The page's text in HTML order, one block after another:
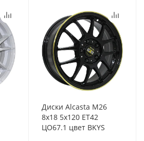
Диски Alcasta M26
8x18 5x120 ET42
ЦО67.1 цвет BKYS